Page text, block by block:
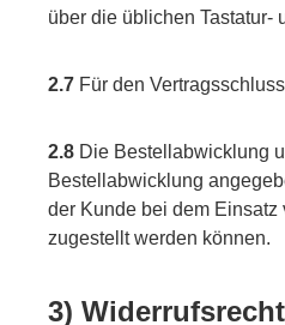
über die üblichen Tastatur-
2.7 Für den
2.8 Die Bestellabwicklung
Bestellabwicklung
der Kunde bei dem
zugestellt werden können.
3) Widerrufsrecht